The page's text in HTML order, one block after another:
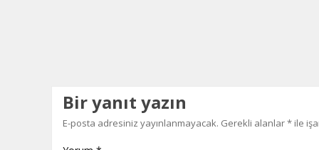
Bir yanıt yazın
E-posta adresiniz yayınlanmayacak. Gerekli alanlar* ile